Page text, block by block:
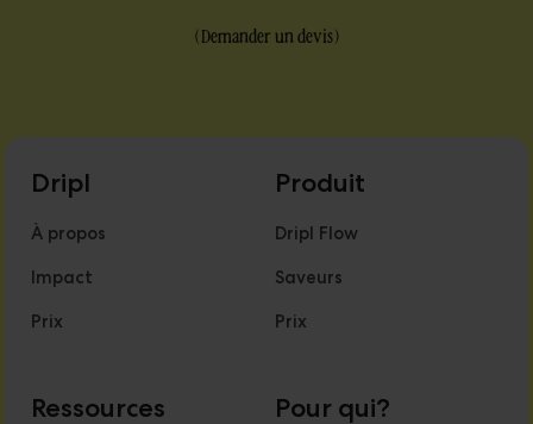
(Demander un devis)
Dripl
À propos
Impact
Prix
Produit
Dripl Flow
Saveurs
Prix
Ressources Pour qui?